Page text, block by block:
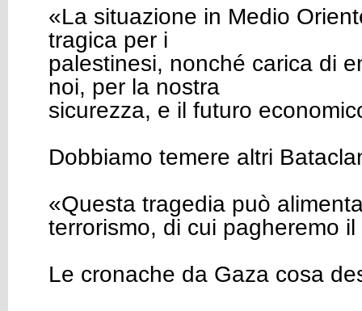
«La situazione in Medio
tragica per i
palestinesi, nonché carica di
noi, per la nostra
sicurezza, e il futuro
Dobbiamo temere altri
«Questa tragedia può
terrorismo, di cui pagheremo
Le cronache da Gaza cosa